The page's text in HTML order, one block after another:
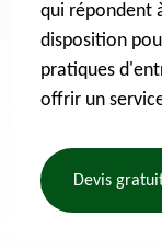
qui répondent
disposition
pratiques
offrir un
Devis